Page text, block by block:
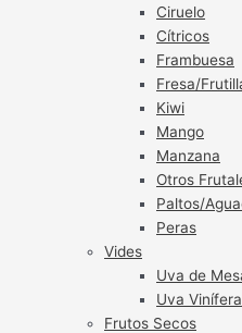
Ciruelo
Cítricos
Frambuesa
Fresa/
Kiwi
Mango
Manzana
Otros
Paltos/
Peras
Vides
Uva de
Uva Vinífera
Frutos Secos